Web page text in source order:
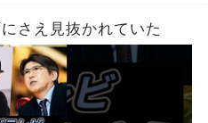
さえ見抜かれていた